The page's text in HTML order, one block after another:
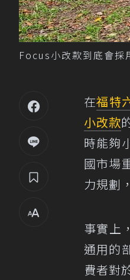
Focus小改款到底會採
在福特
小改款
時能夠
國市場
力規劃
事實上
通用的
費者對